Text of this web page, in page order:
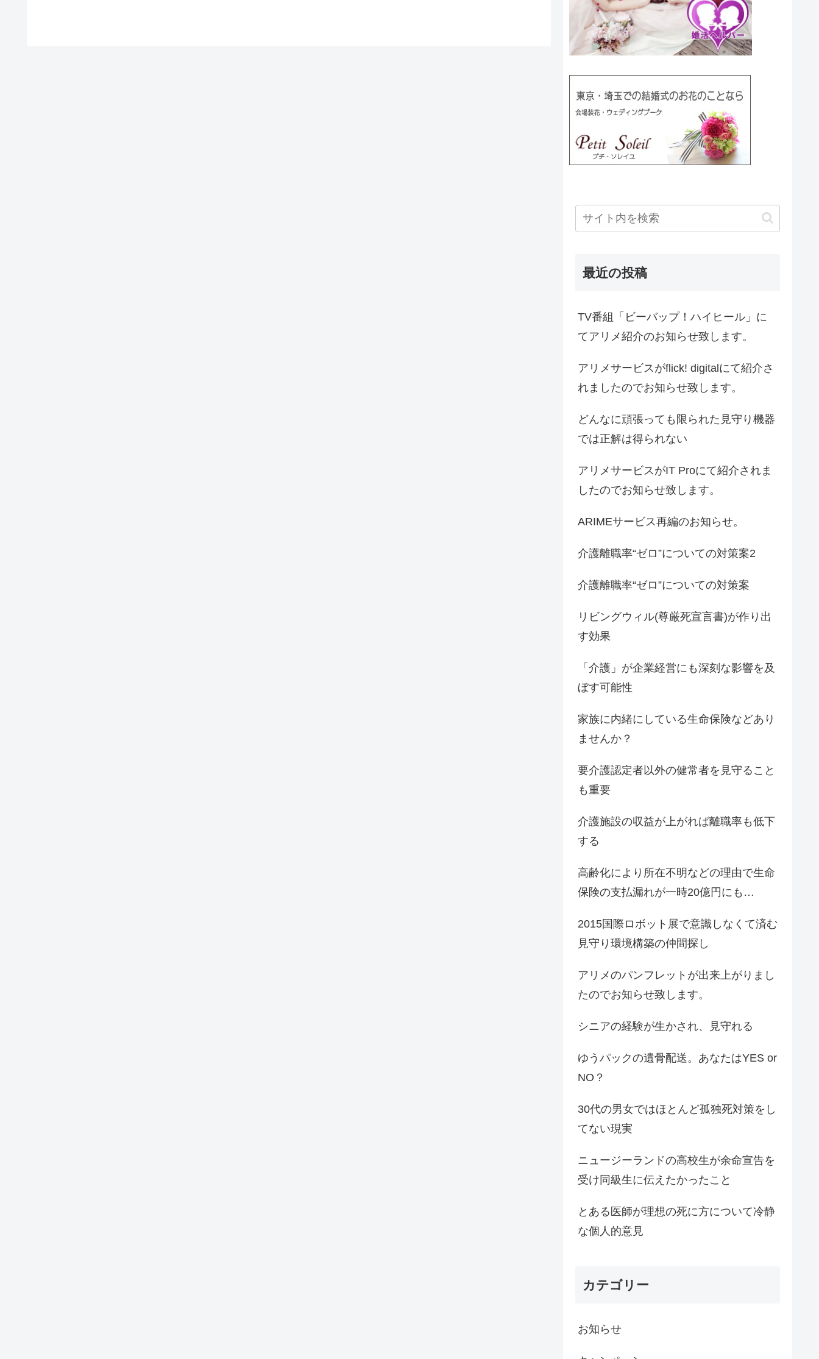
最近の投稿
TV番組「ビーバップ！ハイヒール」に
てアリメ紹介のお知らせ致します。
アリメサービスがflick! digitalにて紹介さ
れましたのでお知らせ致します。
どんなに頑張っても限られた見守り機器
では正解は得られない
アリメサービスがIT Proにて紹介されま
したのでお知らせ致します。
ARIMEサービス再編のお知らせ。
介護離職率“ゼロ”についての対策案2
介護離職率“ゼロ”についての対策案
リビングウィル(尊厳死宣言書)が作り出
す効果
「介護」が企業経営にも深刻な影響を及
ぼす可能性
家族に内緒にしている生命保険などあり
ませんか？
要介護認定者以外の健常者を見守ること
も重要
介護施設の収益が上がれば離職率も低下
する
高齢化により所在不明などの理由で生命
保険の支払漏れが一時20億円にも…
2015国際ロボット展で意識しなくて済む
見守り環境構築の仲間探し
アリメのパンフレットが出来上がりまし
たのでお知らせ致します。
シニアの経験が生かされ、見守れる
ゆうパックの遺骨配送。あなたはYES or
NO？
30代の男女ではほとんど孤独死対策をし
てない現実
ニュージーランドの高校生が余命宣告を
受け同級生に伝えたかったこと
とある医師が理想の死に方について冷静
な個人的意見
カテゴリー
お知らせ